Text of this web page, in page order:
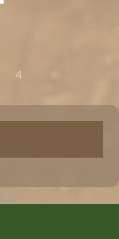
4